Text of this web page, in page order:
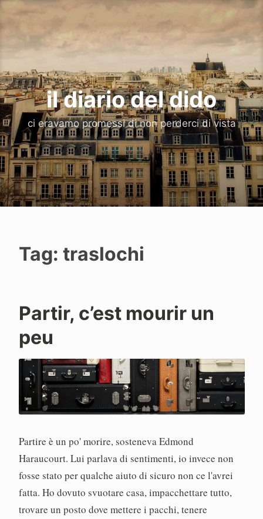
al
il diario del dido
ci eravamo promessi di non perderci di vista
Tag: traslochi
Partir, c’est mourir un
peu
Partire è un po' morire, sosteneva Edmond
Haraucourt. Lui parlava di sentimenti, io invece non
fosse stato per qualche aiuto di sicuro non ce l'avrei
fatta. Ho dovuto svuotare casa, impacchettare tutto,
trovare un posto dove mettere i pacchi, tenere
a